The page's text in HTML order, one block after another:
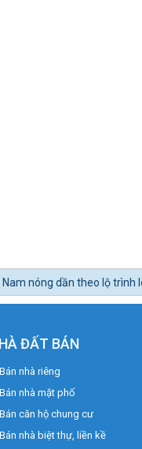
lên quận Nhà Bè.
ĐẤT BÁN
Bán nhà riêng
Bán nhà mặt phố
Bán căn hộ chung cư
Bán nhà biệt thự, liền kề